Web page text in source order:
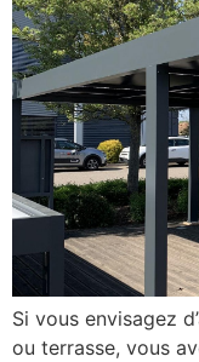
Si vous envisagez
ou terrasse, vous